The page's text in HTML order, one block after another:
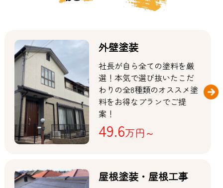
外壁塗装
社長が自ら全ての塗料を厳
選！本気で選び抜いたこだ
わりの全8種類のオススメ塗
料をお得なプランでご提
案！
49.6万円～
屋根塗装・屋根工事